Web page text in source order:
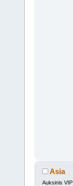
Asia
Auksinis